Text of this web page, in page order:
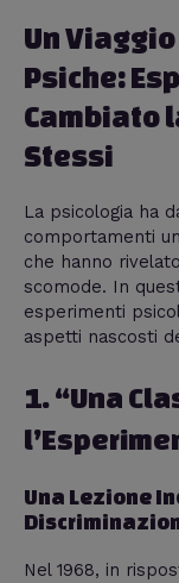
Un
Psiche:
Cambiato
Stessi
La psicologia ha
comportamenti
che hanno
scomode. In
esperimenti
aspetti nascosti
1. “Una
Una Lezione
Nel 1968, in